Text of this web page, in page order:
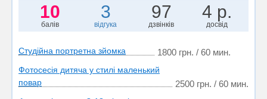
10
балів
3
відгука
97
дзвінків
4 р.
досвід
Студійна портретна зйомка 1800 грн. / 60 мин.
Фотосесія дитяча у стилі маленький
повар
2500 грн. / 60 мин.